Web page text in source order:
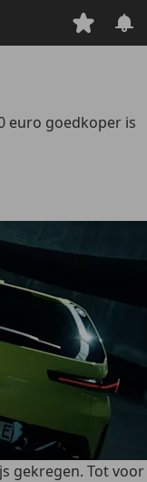
euro goedkoper is
gekregen. Tot voor